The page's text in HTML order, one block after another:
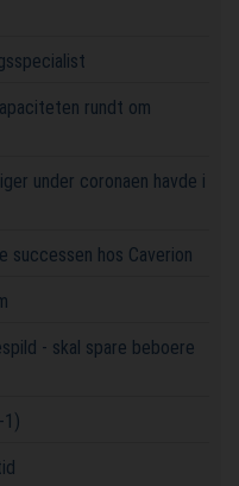
rundt om
under coronaen havde i
successen hos Caverion
- skal spare beboere
1)